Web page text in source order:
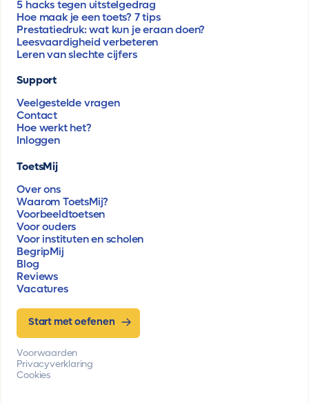
5 hacks tegen uitstelgedrag
Hoe maak je een toets? 7 tips
Prestatiedruk: wat kun je eraan doen?
Leesvaardigheid verbeteren
Leren van slechte cijfers
Support
Veelgestelde vragen
Contact
Hoe werkt het?
Inloggen
ToetsMij
Over ons
Waarom ToetsMij?
Voorbeeldtoetsen
Voor ouders
Voor instituten en scholen
BegripMij
Blog
Reviews
Vacatures
Start met oefenen
Voorwaarden
Privacyverklaring
Cookies